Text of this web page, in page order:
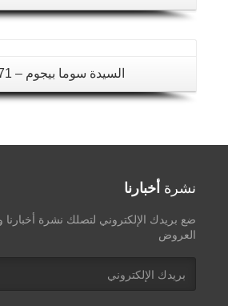
السيدة سوما بيجوم – B1271
نشرة أخبارنا
ضع بريدك الإلكتروني لتصلك نشرة أخبارنا
العروض